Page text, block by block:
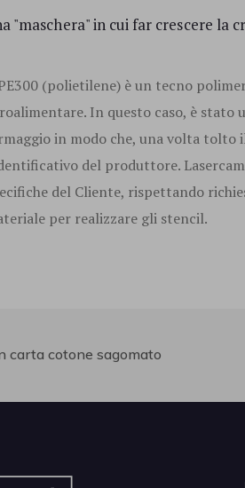
"maschera" in cui far crescere la
(polietilene) è un tecno
In questo caso, è stato
in modo che, una volta tolto
del produttore.
del Cliente, rispettando
per realizzare gli stencil.
carta cotone sagomato